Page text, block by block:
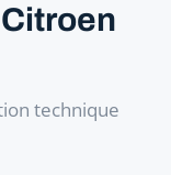
technique